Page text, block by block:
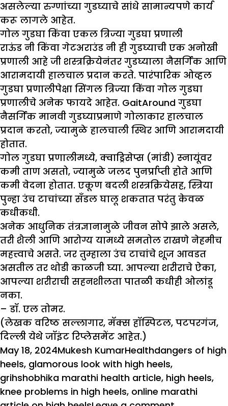
असलेल्या रुग्णांच्या गुडघ्याचे सांधे सामान्यपणे कार्य
करू लागले आहेत.
गोल गुडघा किंवा एकल त्रिज्या गुडघा प्रणाली
राऊंड नी किंवा गेटअराउंड नी ही गुडघ्याची एक अनोखी
प्रणाली आहे जी शस्त्रक्रियेनंतर गुडघ्याला नैसर्गिक आणि
आरामदायी हालचाल प्रदान करते. पारंपारिक ओव्हल
गुडघा प्रणालीपेक्षा सिंगल त्रिज्या किंवा गोल गुडघा
प्रणालीचे अनेक फायदे आहेत. GaitAround गुडघा
नैसर्गिक मानवी गुडघ्याप्रमाणे गोलाकार हालचाल
प्रदान करतो, ज्यामुळे हालचाली स्थिर आणि आरामदायी
होतात.
गोल गुडघा प्रणालीमध्ये, क्वाड्रिसेप्स (मांडी) स्नायूंवर
कमी ताण असतो, ज्यामुळे जलद पुनर्प्राप्ती होते आणि
कमी वेदना होतात. एकूण बदली शस्त्रक्रियेसह, स्त्रिया
पुन्हा उंच टाचांच्या सँडल घालू शकतात परंतु केवळ
कधीकधी.
अनेक आधुनिक तंत्रज्ञानामुळे जीवन सोपे झाले असले,
तरी शैली आणि आरोग्य यामध्ये समतोल राखणे नेहमीच
महत्त्वाचे असते. जर तुम्हाला उंच टाचांचे शूज आवडत
असतील तर थोडी काळजी घ्या. आपल्या शरीराचे ऐका,
आपल्या शरीराची सहनशीलता पातळी कधीही ओलांडू
नका.
– डॉ. एल तोमर.
(लेखक वरिष्ठ सल्लागार, मॅक्स हॉस्पिटल, पटपरगंज,
दिल्ली येथे जॉइंट रिप्लेसमेंट आहेत.)
Posted
on
May 18, 2024Author
Mukesh KumarCategories
HealthTags
dangers of high
heels, glamorous look with high heels,
grihshobhika marathi health article, high heels,
knee problems in high heels, online marathi